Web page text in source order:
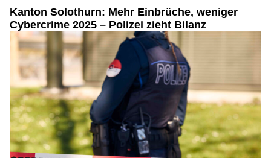
Kanton Solothurn: Mehr Einbrüche, weniger
Cybercrime 2025 – Polizei zieht Bilanz